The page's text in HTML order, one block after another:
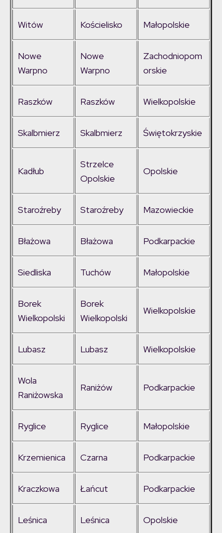
Witów Kościelisko Małopolskie
Nowe
Warpno
Nowe
Warpno
Zachodniopom
orskie
Raszków Raszków Wielkopolskie
Skalbmierz Skalbmierz Świętokrzyskie
Kadłub
Strzelce
Opolskie
Opolskie
Staroźreby Staroźreby Mazowieckie
Błażowa Błażowa Podkarpackie
Siedliska Tuchów Małopolskie
Borek
Wielkopolski
Borek
Wielkopolski
Wielkopolskie
Lubasz Lubasz Wielkopolskie
Wola
Raniżowska
Raniżów Podkarpackie
Ryglice Ryglice Małopolskie
Krzemienica Czarna Podkarpackie
Kraczkowa Łańcut Podkarpackie
Leśnica Leśnica Opolskie